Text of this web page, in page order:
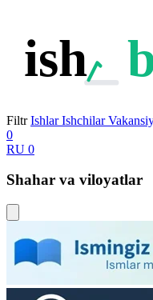
ish
Filtr Ishlar Ishchilar
0
RU 0
Shahar va viloyatlar